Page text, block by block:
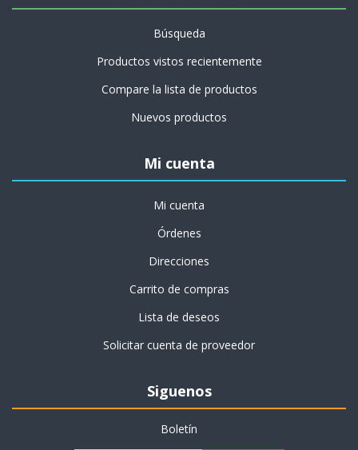
Búsqueda
Productos vistos recientemente
Compare la lista de productos
Nuevos productos
Mi cuenta
Mi cuenta
Órdenes
Direcciones
Carrito de compras
Lista de deseos
Solicitar cuenta de proveedor
Siguenos
Boletín